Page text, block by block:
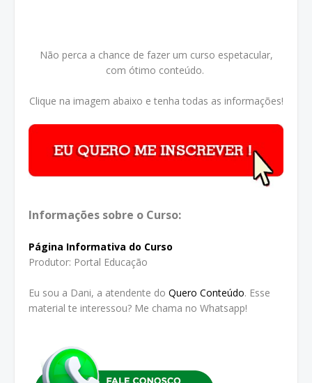
Não perca a chance de fazer um curso espetacular,
com ótimo conteúdo.
Clique na imagem abaixo e tenha todas as informações!
Informações sobre o Curso:
Página Informativa do Curso
Produtor: Portal Educação
Eu sou a Dani, a atendente do Quero Conteúdo. Esse
material te interessou? Me chama no Whatsapp!